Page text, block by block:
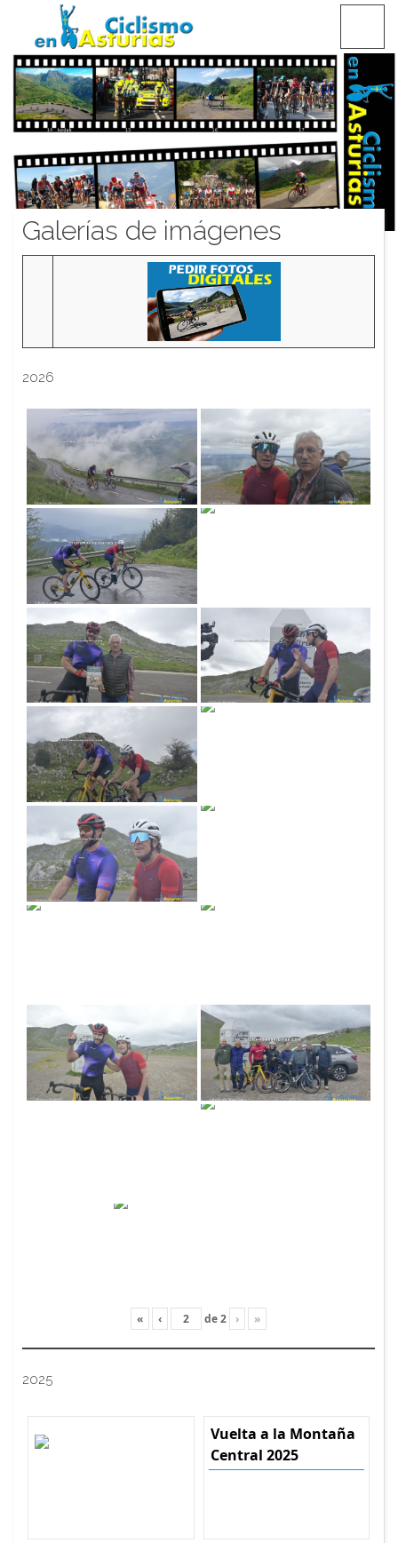
CICLISMO EN ASTURIAS
Galerías de imágenes
2026
« ‹ de2 › »
2025
Vuelta a la Montaña
Central 2025